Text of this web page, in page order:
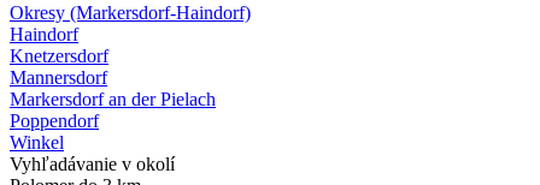
Okresy (Markersdorf-Haindorf)
Haindorf
Knetzersdorf
Mannersdorf
Markersdorf an der Pielach
Poppendorf
Winkel
Vyhľadávanie v okolí